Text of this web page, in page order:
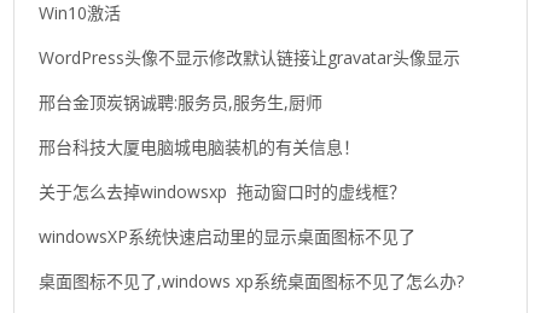
Win10激活
WordPress头像不显示修改默认链接让gravatar头像显示
邢台金顶炭锅诚聘:服务员,服务生,厨师
邢台科技大厦电脑城电脑装机的有关信息！
关于怎么去掉windowsxp 拖动窗口时的虚线框？
windowsXP系统快速启动里的显示桌面图标不见了
桌面图标不见了,windows xp系统桌面图标不见了怎么办?